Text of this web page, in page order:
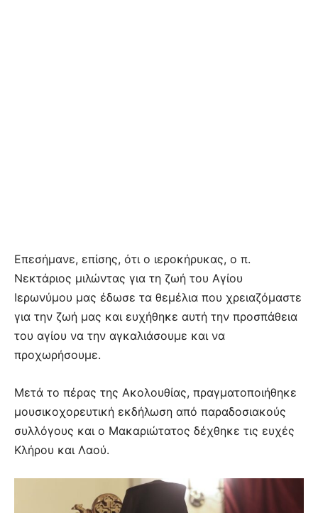
Επεσήμανε, επίσης, ότι ο ιεροκήρυκας, ο π.
Νεκτάριος μιλώντας για τη ζωή του Αγίου
Ιερωνύμου μας έδωσε τα θεμέλια που χρειαζόμαστε
για την ζωή μας και ευχήθηκε αυτή την προσπάθεια
του αγίου να την αγκαλιάσουμε και να
προχωρήσουμε.
Μετά το πέρας της Ακολουθίας, πραγματοποιήθηκε
μουσικοχορευτική εκδήλωση από παραδοσιακούς
συλλόγους και ο Μακαριώτατος δέχθηκε τις ευχές
Κλήρου και Λαού.